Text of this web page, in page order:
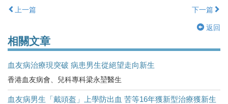
上一篇 下一篇
返回
相關文章
血友病治療現突破 病患男生從絕望走向新生
香港血友病會、兒科專科梁永堃醫生
血友病男生「戴頭盔」上學防出血 苦等16年獲新型治療獲新生